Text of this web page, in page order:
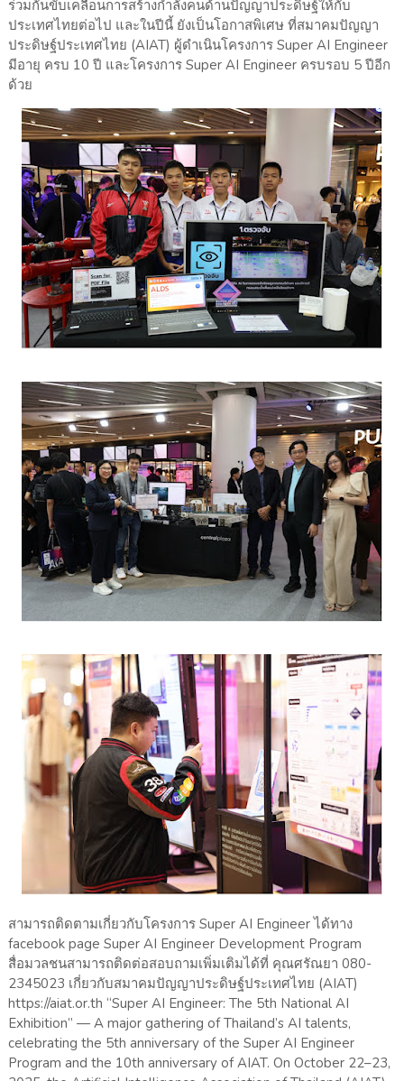
ร่วมกันขับเคลื่อนการสร้างกำลังคนด้านปัญญาประดิษฐ์ให้กับ
ประเทศไทยต่อไป และในปีนี้ ยังเป็นโอกาสพิเศษ ที่สมาคมปัญญา
ประดิษฐ์ประเทศไทย (AIAT) ผู้ดำเนินโครงการ Super AI Engineer
มีอายุ ครบ 10 ปี และโครงการ Super AI Engineer ครบรอบ 5 ปีอีก
ด้วย
สามารถติดตามเกี่ยวกับโครงการ Super AI Engineer ได้ทาง
facebook page Super AI Engineer Development Program
สื่อมวลชนสามารถติดต่อสอบถามเพิ่มเติมได้ที่ คุณศรัณยา 080-
2345023 เกี่ยวกับสมาคมปัญญาประดิษฐ์ประเทศไทย (AIAT)
https://aiat.or.th “Super AI Engineer: The 5th National AI
Exhibition” — A major gathering of Thailand’s AI talents,
celebrating the 5th anniversary of the Super AI Engineer
Program and the 10th anniversary of AIAT. On October 22–23,